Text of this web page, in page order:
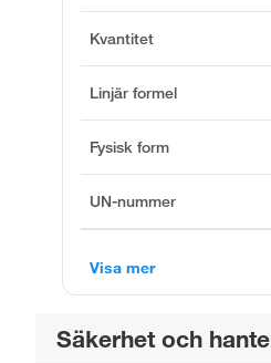
Kvantitet
Linjär formel
Fysisk form
UN-nummer
Visa mer
Säkerhet och